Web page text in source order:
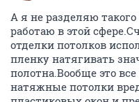
А я не разделяю
работаю в этой
отделки потолков
пленку натягивать
полотна.Вообще это
натяжные потолки